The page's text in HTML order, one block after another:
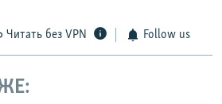
Читать без VPN Follow us